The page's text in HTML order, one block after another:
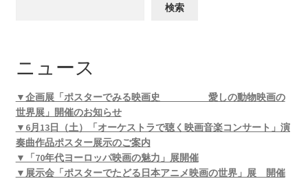
検索
ニュース
▼企画展「ポスターでみる映画史 愛しの動物映画の
世界展」開催のお知らせ
▼6月13日（土）「オーケストラで聴く映画音楽コンサート」演
奏曲作品ポスター展示のご案内
▼「70年代ヨーロッパ映画の魅力」展開催
▼展示会「ポスターでたどる日本アニメ映画の世界」展 開催